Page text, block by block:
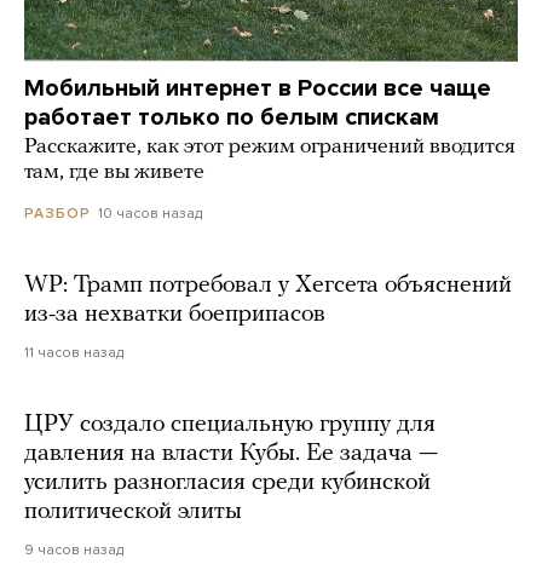
Мобильный интернет в России все чаще
работает только по белым спискам
Расскажите, как этот режим ограничений вводится
там, где вы живете
РАЗБОР 10 часов назад
WP: Трамп потребовал у Хегсета объяснений
из-за нехватки боеприпасов
11 часов назад
ЦРУ создало специальную группу для
давления на власти Кубы. Ее задача —
усилить разногласия среди кубинской
политической элиты
9 часов назад